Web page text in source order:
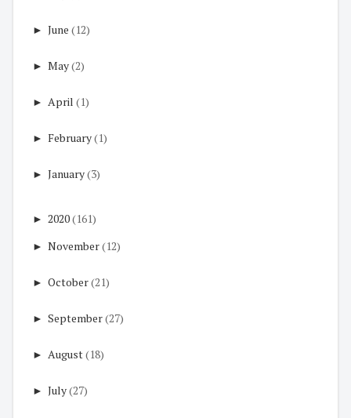
► June (12)
► May(2)
► April (1)
► February(1)
► January(3)
► 2020(161)
► November(12)
► October(21)
► September(27)
► August(18)
► July(27)